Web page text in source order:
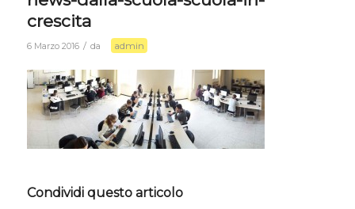
crescita
6 Marzo 2016 / da admin
Condividi questo articolo